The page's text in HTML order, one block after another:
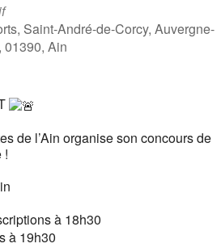
Saint-André-de-Corcy, Auvergne-
01390, Ain
de l’Ain organise son concours de
!
à 18h30
à 19h30